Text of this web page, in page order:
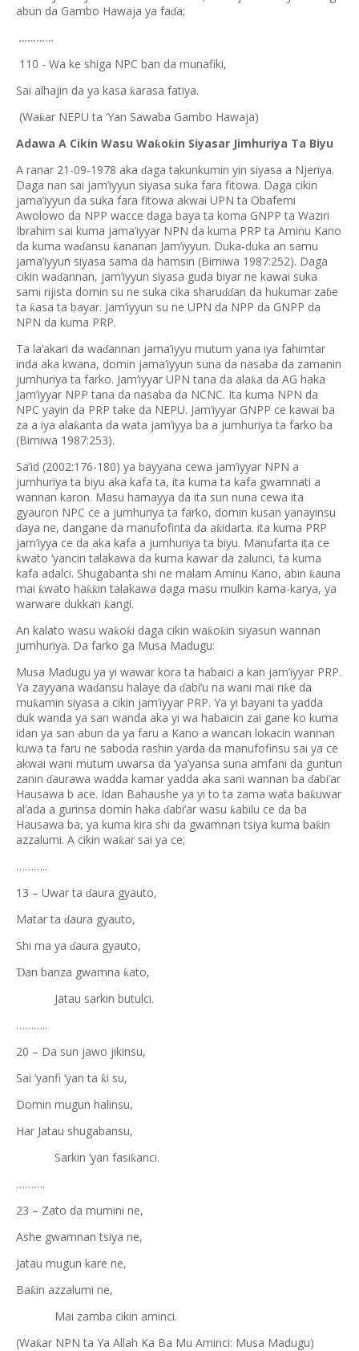
abun da Gambo Hawaja ya faɗa;
…………
110 - Wa ke shiga NPC ban da munafiki,
Sai alhajin da ya kasa ƙarasa fatiya.
(Waƙar NEPU ta ‘Yan Sawaba Gambo Hawaja)
Adawa A Cikin Wasu Waƙoƙin Siyasar Jimhuriya Ta Biyu
A ranar 21-09-1978 aka ɗaga takunkumin yin siyasa a Njeriya.
Daga nan sai jam’iyyun siyasa suka fara fitowa. Daga cikin
jama’iyyun da suka fara fitowa akwai UPN ta Obafemi
Awolowo da NPP wacce daga baya ta koma GNPP ta Waziri
Ibrahim sai kuma jama’iyyar NPN da kuma PRP ta Aminu Kano
da kuma waɗansu ƙananan Jam’iyyun. Duka-duka an samu
jama’iyyun siyasa sama da hamsin (Birniwa 1987:252). Daga
cikin waɗannan, jam’iyyun siyasa guda biyar ne kawai suka
sami rijista domin su ne suka cika sharuɗɗan da hukumar zaɓe
ta ƙasa ta bayar. Jam’iyyun su ne UPN da NPP da GNPP da
NPN da kuma PRP.
Ta la’akari da waɗannan jama’iyyu mutum yana iya fahimtar
inda aka kwana, domin jama’iyyun suna da nasaba da zamanin
jumhuriya ta farko. Jam’iyyar UPN tana da alaƙa da AG haka
Jam’iyyar NPP tana da nasaba da NCNC. Ita kuma NPN da
NPC yayin da PRP take da NEPU. Jam’iyyar GNPP ce kawai ba
za a iya alaƙanta da wata jam’iyya ba a jumhuriya ta farko ba
(Birniwa 1987:253).
Sa’id (2002:176-180) ya bayyana cewa jam’iyyar NPN a
jumhuriya ta biyu aka kafa ta, ita kuma ta kafa gwamnati a
wannan karon. Masu hamayya da ita sun nuna cewa ita
gyauron NPC ce a jumhuriya ta farko, domin kusan yanayinsu
ɗaya ne, dangane da manufofinta da aƙidarta. ita kuma PRP
jam’iyya ce da aka kafa a jumhuriya ta biyu. Manufarta ita ce
ƙwato ‘yancin talakawa da kuma kawar da zalunci, ta kuma
kafa adalci. Shugabanta shi ne malam Aminu Kano, abin ƙauna
mai ƙwato haƙƙin talakawa daga masu mulkin kama-karya, ya
warware dukkan ƙangi.
An kalato wasu waƙoƙi daga cikin waƙoƙin siyasun wannan
jumhuriya. Da farko ga Musa Madugu:
Musa Madugu ya yi wawar kora ta habaici a kan jam’iyyar PRP.
Ya zayyana waɗansu halaye da ɗabi’u na wani mai riƙe da
muƙamin siyasa a cikin jam’iyyar PRP. Ya yi bayani ta yadda
duk wanda ya san wanda aka yi wa habaicin zai gane ko kuma
idan ya san abun da ya faru a Kano a wancan lokacin wannan
kuwa ta faru ne saboda rashin yarda da manufofinsu sai ya ce
akwai wani mutum uwarsa da ‘ya’yansa suna amfani da guntun
zanin ɗaurawa wadda kamar yadda aka sani wannan ba ɗabi’ar
Hausawa b ace. Idan Bahaushe ya yi to ta zama wata baƙuwar
al’ada a gurinsa domin haka ɗabi’ar wasu ƙabilu ce da ba
Hausawa ba, ya kuma kira shi da gwamnan tsiya kuma baƙin
azzalumi. A cikin waƙar sai ya ce;
………..
13 – Uwar ta ɗaura gyauto,
Matar ta ɗaura gyauto,
Shi ma ya ɗaura gyauto,
Ɗan banza gwamna ƙato,
Jatau sarkin butulci.
………..
20 – Da sun jawo jikinsu,
Sai ‘yanfi ‘yan ta ƙi su,
Domin mugun halinsu,
Har Jatau shugabansu,
Sarkin ‘yan fasiƙanci.
……….
23 – Zato da mumini ne,
Ashe gwamnan tsiya ne,
Jatau mugun kare ne,
Baƙin azzalumi ne,
Mai zamba cikin aminci.
(Waƙar NPN ta Ya Allah Ka Ba Mu Aminci: Musa Madugu)